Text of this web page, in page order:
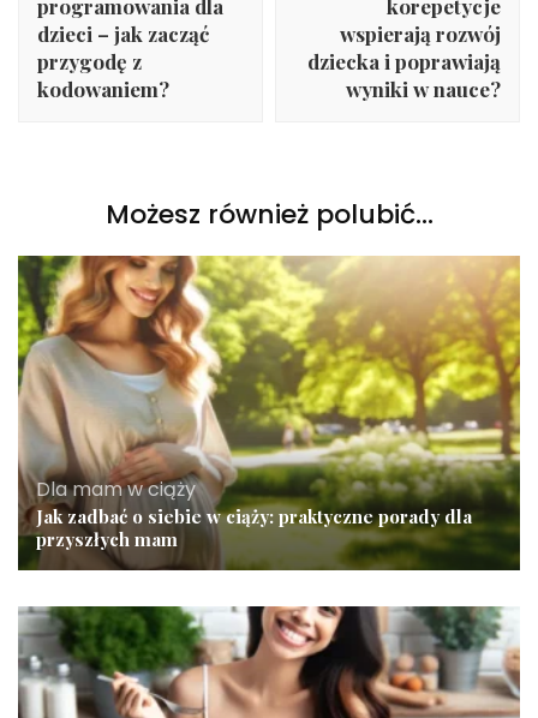
programowania dla
dzieci – jak zacząć
przygodę z
kodowaniem?
korepetycje
wspierają rozwój
dziecka i poprawiają
wyniki w nauce?
Możesz również polubić…
Dla mam w ciąży
Jak zadbać o siebie w ciąży: praktyczne porady dla
przyszłych mam